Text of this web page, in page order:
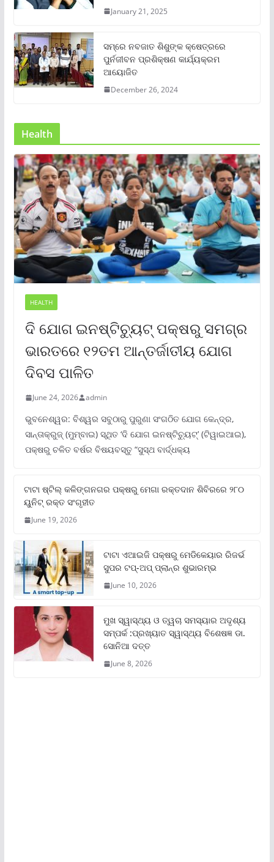
January 21, 2025
ସମ୍‌ରେ ନବଜାତ ଶିଶୁଙ୍କ କ୍ଷେତ୍ରରେ
ପୁର୍ନଜୀବନ ପ୍ରଶିକ୍ଷଣ କାର୍ଯ୍ୟକ୍ରମ
ଆୟୋଜିତ
December 26, 2024
Health
HEALTH
ଦି ଯୋଗ ଇନଷ୍ଟିଚ୍ୟୁଟ୍ ପକ୍ଷରୁ ସମଗ୍ର
ଭାରତରେ ୧୨ତମ ଆନ୍ତର୍ଜାତୀୟ ଯୋଗ
ଦିବସ ପାଳିତ
June 24, 2026 admin
ଭୁବନେଶ୍ୱର: ବିଶ୍ୱର ସବୁଠାରୁ ପୁରୁଣା ସଂଗଠିତ ଯୋଗ କେନ୍ଦ୍ର,
ସାନ୍ତାକ୍ରୁଜ୍ (ମୁମ୍ବାଇ) ସ୍ଥିତ ‘ଦି ଯୋଗ ଇନଷ୍ଟିଚ୍ୟୁଟ୍‌’ (ଟିୱାଇଆଇ),
ପକ୍ଷରୁ ଚଳିତ ବର୍ଷର ବିଷୟବସ୍ତୁ “ସୁସ୍ଥ ବାର୍ଦ୍ଧକ୍ୟ
ଟାଟା ଷ୍ଟିଲ୍‌ କଳିଙ୍ଗନଗର ପକ୍ଷରୁ ମେଗା ରକ୍ତଦାନ ଶିବିରରେ ୨୮୦
ୟୁନିଟ୍‌ ରକ୍ତ ସଂଗୃହୀତ
June 19, 2026
ଟାଟା ଏଆଇଜି ପକ୍ଷରୁ ମେଡିକେୟାର ରିଜର୍ଭ
ସୁପର ଟପ୍‌-ଅପ୍ ପ୍ଲାନ୍‌ର ଶୁଭାରମ୍ଭ
June 10, 2026
ମୁଖ ସ୍ୱାସ୍ଥ୍ୟ ଓ ତ୍ୱଚା ସମସ୍ୟାର ଅଦୃଶ୍ୟ
ସମ୍ପର୍କ :ପ୍ରଖ୍ୟାତ ସ୍ୱାସ୍ଥ୍ୟ ବିଶେଷଜ୍ଞ ଡା.
ସୋନିଆ ଦତ୍ତ
June 8, 2026